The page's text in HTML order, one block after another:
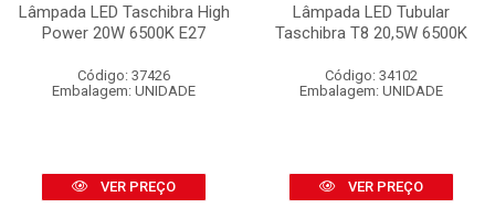
Lâmpada LED Taschibra High
Power 20W 6500K E27
Código: 37426
Embalagem: UNIDADE
VER PREÇO
Lâmpada LED Tubular
Taschibra T8 20,5W 6500K
Código: 34102
Embalagem: UNIDADE
VER PREÇO